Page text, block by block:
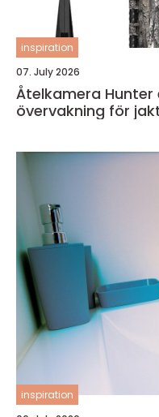
inspiration
07. July 2026
Åtelkamera Hunter enkel och smart
övervakning för
inspiration